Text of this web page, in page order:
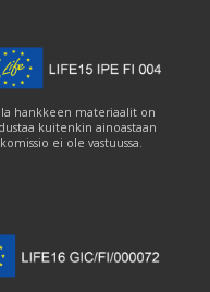
hankkeen materiaalit on
kuitenkin ainoastaan
ei ole vastuussa.